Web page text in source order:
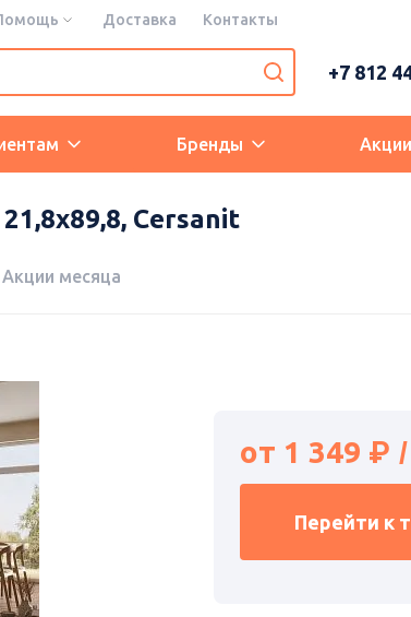
Доставка Контакты
+7 812
Бренды Акции
Cersanit
Акции месяца
от 1 349
Перейти к